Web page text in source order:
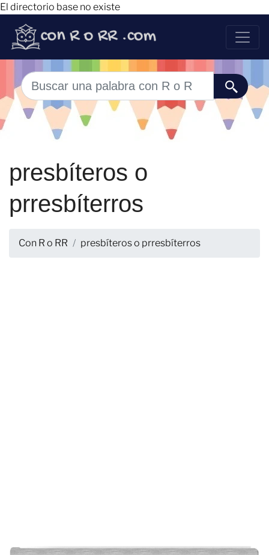
El directorio base no existe
presbíteros o
prresbíterros
Con R o RR presbíteros o prresbíterros